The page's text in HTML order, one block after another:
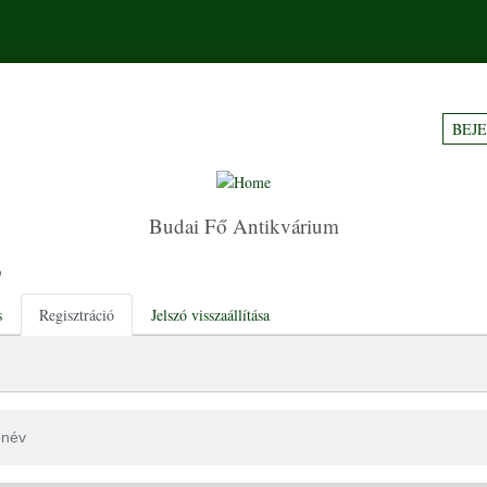
Budai Fő Antikvárium
Regisztráció Jelszó visszaállítása